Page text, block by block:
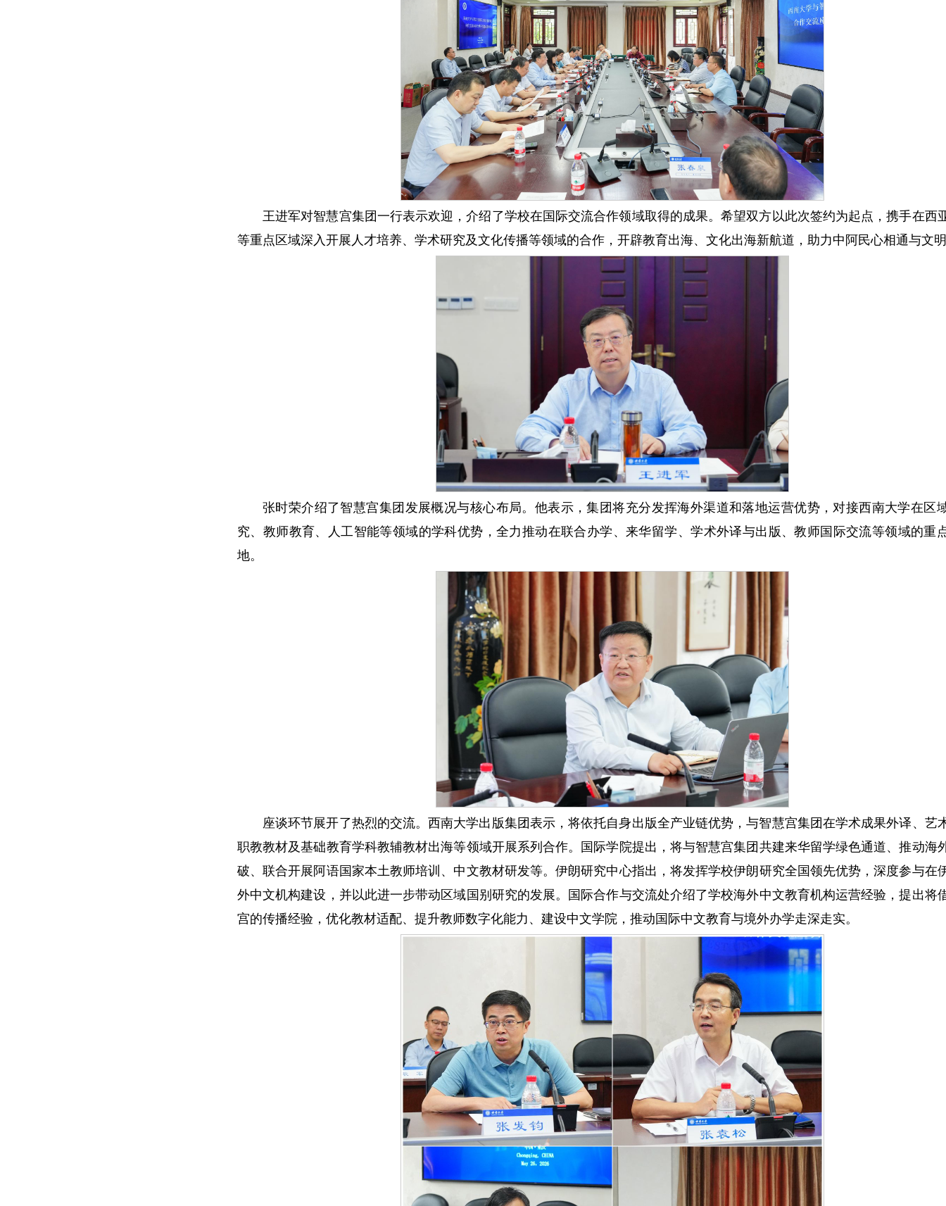
王进军对智慧宫集团一行表示欢迎，介绍了学校在国际交流合作领域取得的成果。希望双方以此次签约为起点，携手在西
等重点区域深入开展人才培养、学术研究及文化传播等领域的合作，开辟教育出海、文化出海新航道，助力中阿民心相通与文
张时荣介绍了智慧宫集团发展概况与核心布局。他表示，集团将充分发挥海外渠道和落地运营优势，对接西南大学在区
究、教师教育、人工智能等领域的学科优势，全力推动在联合办学、来华留学、学术外译与出版、教师国际交流等领域的重
地。
座谈环节展开了热烈的交流。西南大学出版集团表示，将依托自身出版全产业链优势，与智慧宫集团在学术成果外译、艺
职教教材及基础教育学科教辅教材出海等领域开展系列合作。国际学院提出，将与智慧宫集团共建来华留学绿色通道、推动海
破、联合开展阿语国家本土教师培训、中文教材研发等。伊朗研究中心指出，将发挥学校伊朗研究全国领先优势，深度参与在
外中文机构建设，并以此进一步带动区域国别研究的发展。国际合作与交流处介绍了学校海外中文教育机构运营经验，提出将
宫的传播经验，优化教材适配、提升教师数字化能力、建设中文学院，推动国际中文教育与境外办学走深走实。